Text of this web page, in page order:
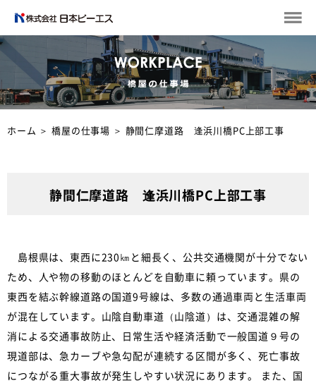
ホーム ＞橋屋の仕事場 ＞ 静間仁摩道路 逢浜川橋PC上部工事
静間仁摩道路 逢浜川橋PC上部工事
島根県は、東西に230㎞と細長く、公共交通機関が十分でない
ため、人や物の移動のほとんどを自動車に頼っています。県の
東西を結ぶ幹線道路の国道9号線は、多数の通過車両と生活車両
が混在しています。山陰自動車道（山陰道）は、交通混雑の解
消による交通事故防止、日常生活や経済活動で一般国道９号の
現道部は、急カーブや急勾配が連続する区間が多く、死亡事故
につながる重大事故が発生しやすい状況にあります。 また、国